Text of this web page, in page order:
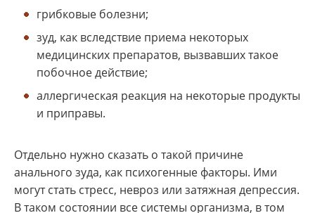
грибковые болезни;
зуд, как вследствие приема некоторых
медицинских препаратов, вызвавших такое
побочное действие;
аллергическая реакция на некоторые продукты
и приправы.
Отдельно нужно сказать о такой причине
анального зуда, как психогенные факторы. Ими
могут стать стресс, невроз или затяжная депрессия.
В таком состоянии все системы организма, в том